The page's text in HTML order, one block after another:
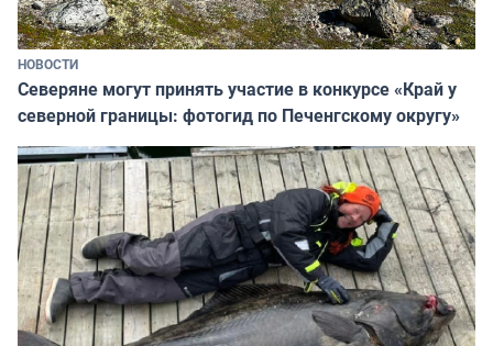
НОВОСТИ
Северяне могут принять участие в конкурсе «Край у
северной границы: фотогид по Печенгскому округу»